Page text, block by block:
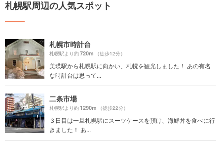
札幌駅周辺の人気スポット
札幌市時計台
札幌駅より約720m （徒歩12分）
美瑛駅から札幌駅に向かい、札幌を観光しました！ あの有名
な時計台は思って...
二条市場
札幌駅より約1290m （徒歩22分）
３日目は一旦札幌駅にスーツケースを預け、海鮮丼を食べに行
きました！ あ...